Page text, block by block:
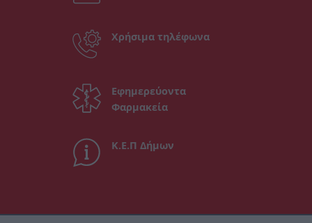
Χρήσιμα τηλέφωνα
Εφημερεύοντα
Φαρμακεία
Κ.Ε.Π Δήμων